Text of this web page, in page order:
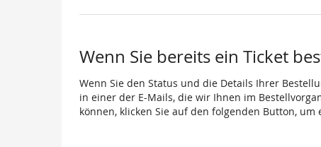
Wenn Sie bereits ein Ticket
Wenn Sie den Status und die Details Ihrer
in einer der E-Mails, die wir Ihnen im
können, klicken Sie auf den folgenden Button,